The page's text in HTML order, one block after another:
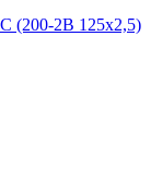
(200-2B 125x2,5)